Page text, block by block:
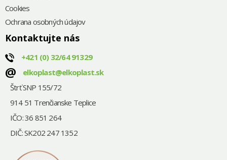
Cookies
Ochrana osobných údajov
Kontaktujte nás
+421 (0) 32/64 91329
@
elkoplast@elkoplast.sk
Štrť SNP 155/72
914 51 Trenčianske Teplice
IČO: 36 851 264
DIČ: SK202 247 1352